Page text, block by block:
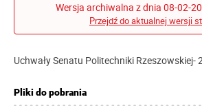
Wersja archiwalna z dnia 08-02-
Przejdź do aktualnej wersji
Uchwały Senatu Politechniki Rzeszowskiej-
Pliki do pobrania